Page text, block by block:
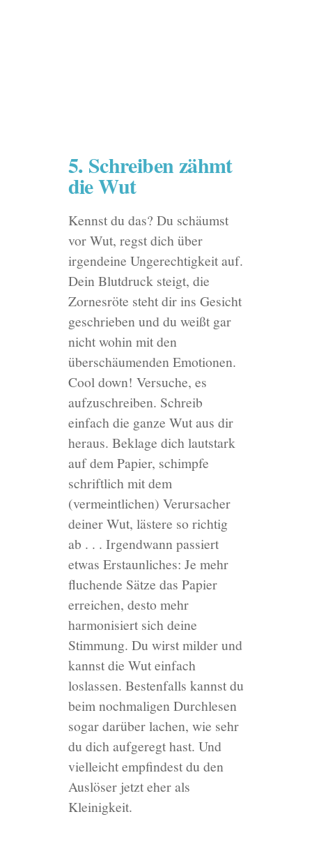
5. Schreiben zähmt
die Wut
Kennst du das? Du schäumst
vor Wut, regst dich über
irgendeine Ungerechtigkeit auf.
Dein Blutdruck steigt, die
Zornesröte steht dir ins Gesicht
geschrieben und du weißt gar
nicht wohin mit den
überschäumenden Emotionen.
Cool down! Versuche, es
aufzuschreiben. Schreib
einfach die ganze Wut aus dir
heraus. Beklage dich lautstark
auf dem Papier, schimpfe
schriftlich mit dem
(vermeintlichen) Verursacher
deiner Wut, lästere so richtig
ab . . . Irgendwann passiert
etwas Erstaunliches: Je mehr
fluchende Sätze das Papier
erreichen, desto mehr
harmonisiert sich deine
Stimmung. Du wirst milder und
kannst die Wut einfach
loslassen. Bestenfalls kannst du
beim nochmaligen Durchlesen
sogar darüber lachen, wie sehr
du dich aufgeregt hast. Und
vielleicht empfindest du den
Auslöser jetzt eher als
Kleinigkeit.